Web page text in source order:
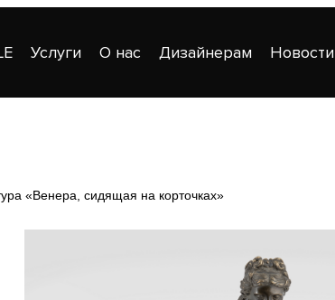
Услуги О нас Дизайнерам Новости
«Венера, сидящая на корточках»